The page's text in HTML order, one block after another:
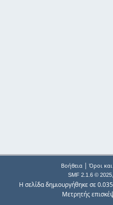
Βοήθεια| Όροι
SMF 2.1.6 © 2025,
Η σελίδα δημιουργήθηκε σε
Μετρητής